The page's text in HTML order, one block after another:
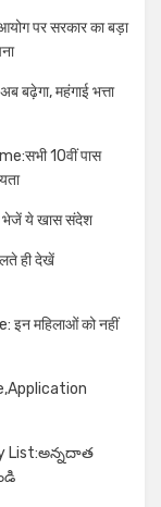
पर सरकार का बड़ा
बढ़ेगा, महंगाई भत्ता
10वीं पास
भेजें ये खास संदेश
ही देखें
महिलाओं को नहीं
List:అన్నదాత